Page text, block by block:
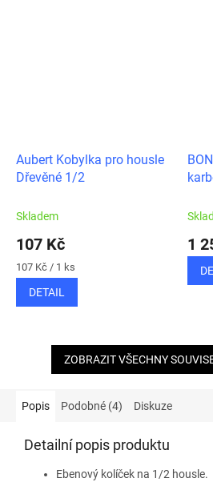
Aubert Kobylka pro housle
Dřevěné 1/2
Skladem
107 Kč
Měrná
cena:
107 Kč / 1 ks
DETAIL
1
ZOBRAZIT VŠECHNY
Popis Podobné (4) Diskuze
Detailní popis produktu
Ebenový kolíček na 1/2 housle.